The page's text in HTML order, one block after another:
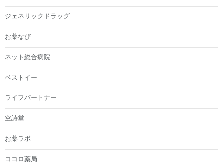
ジェネリックドラッグ
お薬なび
ネット総合病院
ベストイー
ライフパートナー
空詩堂
お薬ラボ
ココロ薬局